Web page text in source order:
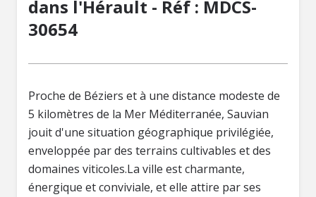
dans l'Hérault - Réf : MDCS-
30654
Proche de Béziers et à une distance modeste de
5 kilomètres de la Mer Méditerranée, Sauvian
jouit d'une situation géographique privilégiée,
enveloppée par des terrains cultivables et des
domaines viticoles.La ville est charmante,
énergique et conviviale, et elle attire par ses